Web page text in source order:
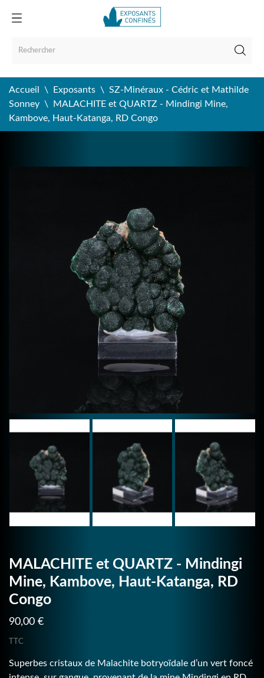
Accueil Exposants
SZ-Minéraux - Cédric et Mathilde
Sonney
MALACHITE et QUARTZ - Mindingi Mine,
Kambove, Haut-Katanga, RD Congo
MALACHITE et QUARTZ - Mindingi
Mine, Kambove, Haut-Katanga, RD
Congo
90,00 €
TTC
Superbes cristaux de Malachite botryoïdale d’un vert foncé